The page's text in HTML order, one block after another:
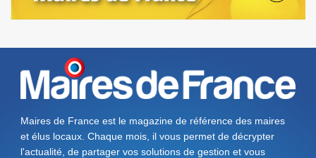
Maires de France est le magazine de référence des maires
et élus locaux. Chaque mois, il vous permet de décrypter
l'actualité, de partager vos solutions de gestion et vous